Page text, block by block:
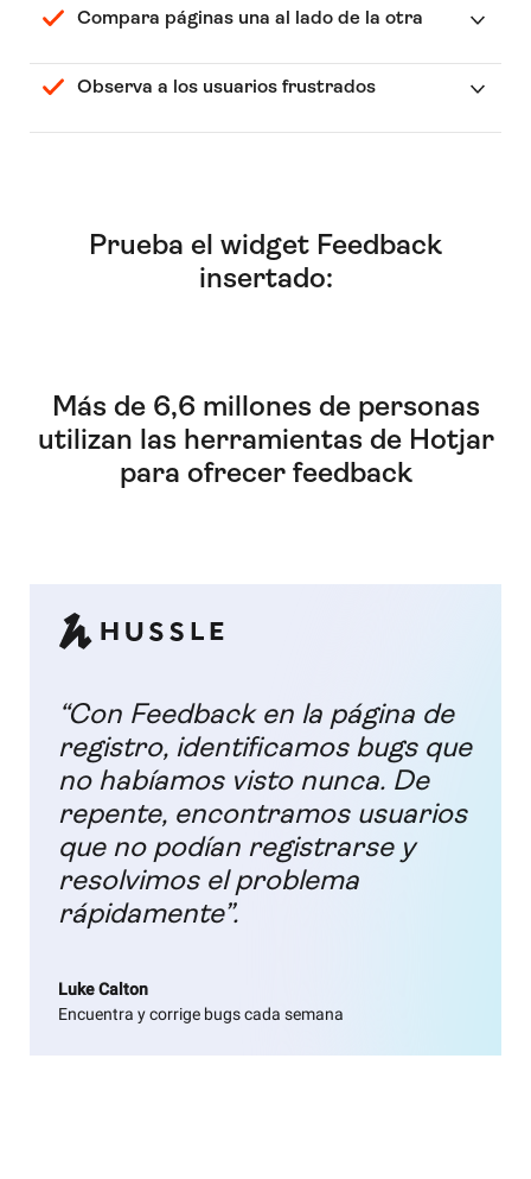
Compara páginas una al lado de la otra
Observa a los usuarios frustrados
Prueba el widget Feedback
insertado:
Más de 6,6 millones de personas
utilizan las herramientas de Hotjar
para ofrecer feedback
“Con Feedback en la página de
registro, identificamos bugs que
no habíamos visto nunca. De
repente, encontramos usuarios
que no podían registrarse y
resolvimos el problema
rápidamente”.
Luke Calton
Encuentra y corrige bugs cada semana